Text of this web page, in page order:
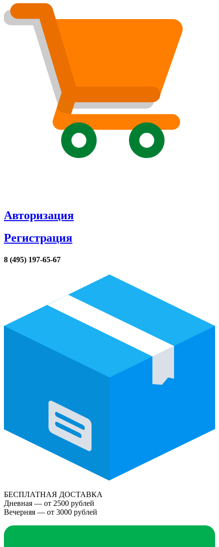
Авторизация
Регистрация
8 (495) 197-65-67
БЕСПЛАТНАЯ ДОСТАВКА
Дневная — от 2500 рублей
Вечерняя — от 3000 рублей